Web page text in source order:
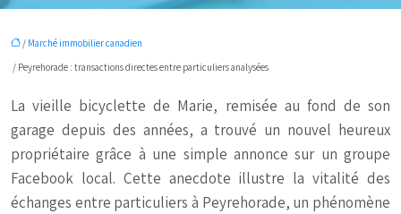
/ Marché immobilier canadien
/ Peyrehorade : transactions directes entre particuliers analysées
La vieille bicyclette de Marie, remisée au fond de son
garage depuis des années, a trouvé un nouvel heureux
propriétaire grâce à une simple annonce sur un groupe
Facebook local. Cette anecdote illustre la vitalité des
échanges entre particuliers à Peyrehorade, un phénomène